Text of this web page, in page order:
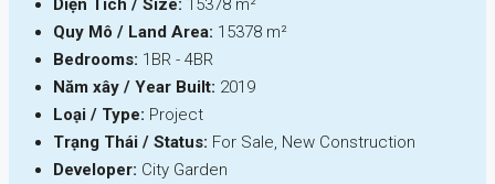
Diện Tích / Size: 15378 m²
Quy Mô / Land Area: 15378 m²
Bedrooms: 1BR - 4BR
Năm xây / Year Built: 2019
Loại / Type: Project
Trạng Thái / Status: For Sale, New Construction
Developer: City Garden